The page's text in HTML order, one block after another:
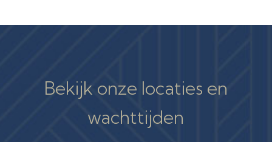
Bekijk onze locaties en
wachttijden